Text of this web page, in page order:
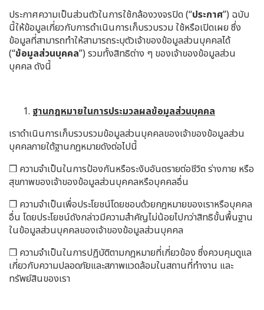
ประกาศความเป็นส่วนตัวในการใช้กล้องวงจรปิด (“ประกาศ”) ฉบับ
นี้ให้ข้อมูลเกี่ยวกับการดำเนินการเก็บรวบรวม ใช้หรือเปิดเผย ซึ่ง
ข้อมูลที่สามารถทำให้สามารถระบุตัวเจ้าของข้อมูลส่วนบุคคลได้
(“ข้อมูลส่วนบุคคล”) รวมทั้งสิทธิต่าง ๆ ของเจ้าของข้อมูลส่วน
บุคคล ดังนี้
ฐานกฎหมายในการประมวลผลข้อมูลส่วนบุคคล
เราดำเนินการเก็บรวบรวมข้อมูลส่วนบุคคลของเจ้าของข้อมูลส่วน
บุคคลภายใต้ฐานกฎหมายดังต่อไปนี้
❒ ความจำเป็นในการป้องกันหรือระงับอันตรายต่อชีวิต ร่างกาย หรือ
สุขภาพของเจ้าของข้อมูลส่วนบุคคลหรือบุคคลอื่น
❒ ความจำเป็นเพื่อประโยชน์โดยชอบด้วยกฎหมายของเราหรือบุคคล
อื่น โดยประโยชน์ดังกล่าวมีความสำคัญไม่น้อยไปกว่าสิทธิขั้นพื้นฐาน
ในข้อมูลส่วนบุคคลของเจ้าของข้อมูลส่วนบุคคล
❒ ความจำเป็นในการปฏิบัติตามกฎหมายที่เกี่ยวข้อง ซึ่งควบคุมดูแล
เกี่ยวกับความปลอดภัยและสภาพแวดล้อมในสถานที่ทำงาน และ
ทรัพย์สินของเรา